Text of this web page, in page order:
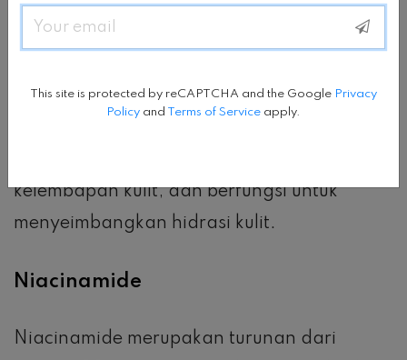
Betaine
yang alami maupun sintetis.
kelembapan kulit, dan berfungsi untuk
menyeimbangkan hidrasi kulit.
Niacinamide
Niacinamide merupakan turunan dari
Email
This site is protected by reCAPTCHA and the Google Privacy
Policy and Terms of Service apply.